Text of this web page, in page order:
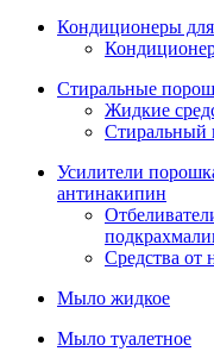
Кондиционеры для
Стиральные
Жидкие
Стиральный
Усилители
антинакипин
Средства от
Мыло жидкое
Мыло туалетное